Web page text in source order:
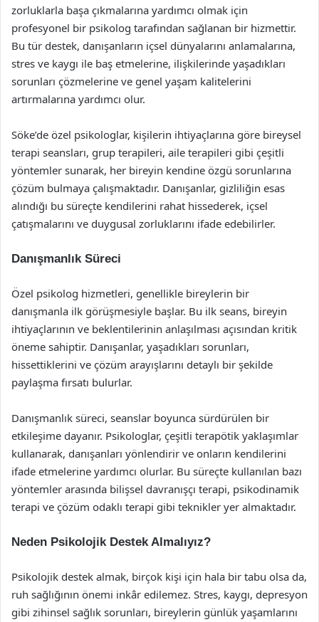
zorluklarla başa çıkmalarına yardımcı olmak için
profesyonel bir psikolog tarafından sağlanan bir hizmettir.
Bu tür destek, danışanların içsel dünyalarını anlamalarına,
stres ve kaygı ile baş etmelerine, ilişkilerinde yaşadıkları
sorunları çözmelerine ve genel yaşam kalitelerini
artırmalarına yardımcı olur.
Söke’de özel psikologlar, kişilerin ihtiyaçlarına göre bireysel
terapi seansları, grup terapileri, aile terapileri gibi çeşitli
yöntemler sunarak, her bireyin kendine özgü sorunlarına
çözüm bulmaya çalışmaktadır. Danışanlar, gizliliğin esas
alındığı bu süreçte kendilerini rahat hissederek, içsel
çatışmalarını ve duygusal zorluklarını ifade edebilirler.
Danışmanlık Süreci
Özel psikolog hizmetleri, genellikle bireylerin bir
danışmanla ilk görüşmesiyle başlar. Bu ilk seans, bireyin
ihtiyaçlarının ve beklentilerinin anlaşılması açısından kritik
öneme sahiptir. Danışanlar, yaşadıkları sorunları,
hissettiklerini ve çözüm arayışlarını detaylı bir şekilde
paylaşma fırsatı bulurlar.
Danışmanlık süreci, seanslar boyunca sürdürülen bir
etkileşime dayanır. Psikologlar, çeşitli terapötik yaklaşımlar
kullanarak, danışanları yönlendirir ve onların kendilerini
ifade etmelerine yardımcı olurlar. Bu süreçte kullanılan bazı
yöntemler arasında bilişsel davranışçı terapi, psikodinamik
terapi ve çözüm odaklı terapi gibi teknikler yer almaktadır.
Neden Psikolojik Destek Almalıyız?
Psikolojik destek almak, birçok kişi için hala bir tabu olsa da,
ruh sağlığının önemi inkâr edilemez. Stres, kaygı, depresyon
gibi zihinsel sağlık sorunları, bireylerin günlük yaşamlarını